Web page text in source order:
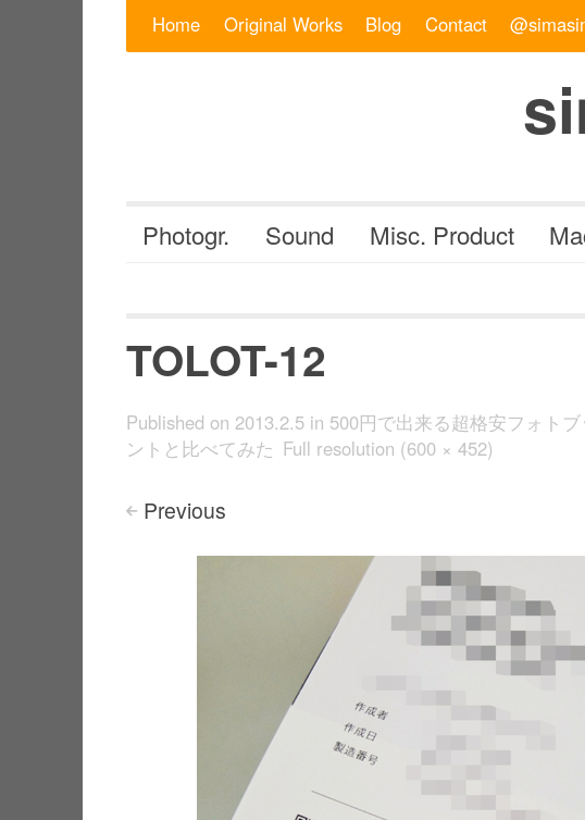
Home Original Works Blog Contact
Photogr. Sound Misc. Product
TOLOT-12
Published on 2013.2.5 in 500円で出来る超格安フォト
ントと比べてみた Full resolution (600 × 452)
< Previous